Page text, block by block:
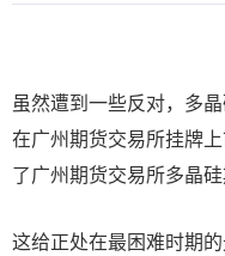
虽然遭到一些反对，多
在广州期货交易所挂牌
了广州期货交易所多晶硅
这给正处在最困难时期